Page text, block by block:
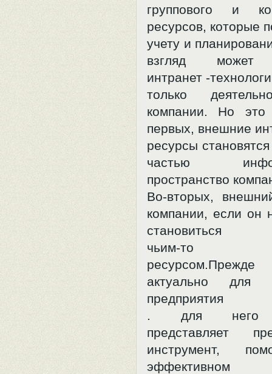
группового и
ресурсов, которые
учету и
взгляд может
интранет -
только
компании. Но
первых, внешние
ресурсы
частью
пространство
Во-вторых,
компании, если он
становиться
чьим-то
актуально для
предприятия
. для него
представляет
инструмент,
эффективном